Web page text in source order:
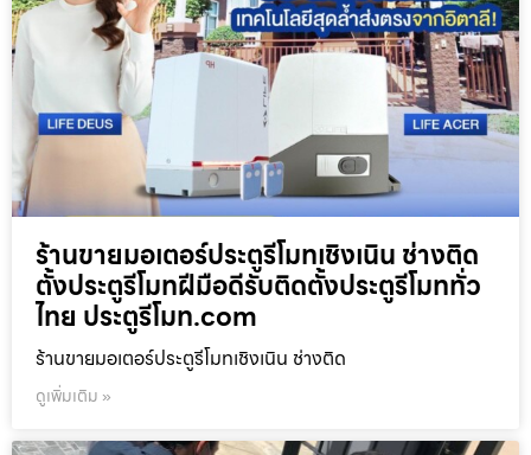
ร้านขายมอเตอร์ประตูรีโมทเชิงเนิน ช่างติด
ตั้งประตูรีโมทฝีมือดีรับติดตั้งประตูรีโมททั่ว
ไทย ประตูรีโมท.com
ร้านขายมอเตอร์ประตูรีโมทเชิงเนิน ช่างติด
ดูเพิ่มเติม »